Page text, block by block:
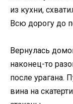
из кухни,
Всю дорогу до
Вернулась
наконец-то
после урагана.
вина на